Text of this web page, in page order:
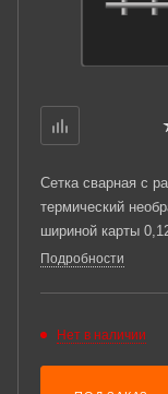
Сетка сварная с
термический
шириной карты
требованиям ТУ
Подробности
Нет в наличии